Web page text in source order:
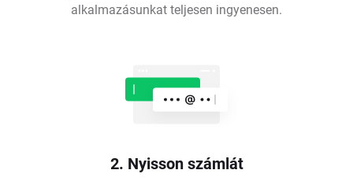
alkalmazásunkat teljesen ingyenesen.
2. Nyisson számlát